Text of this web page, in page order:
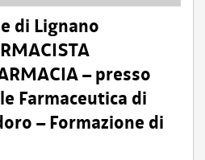
di Lignano
– presso
Farmaceutica di
– Formazione di